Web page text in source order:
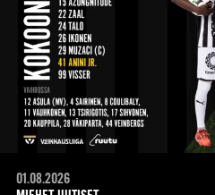
01.08.2026